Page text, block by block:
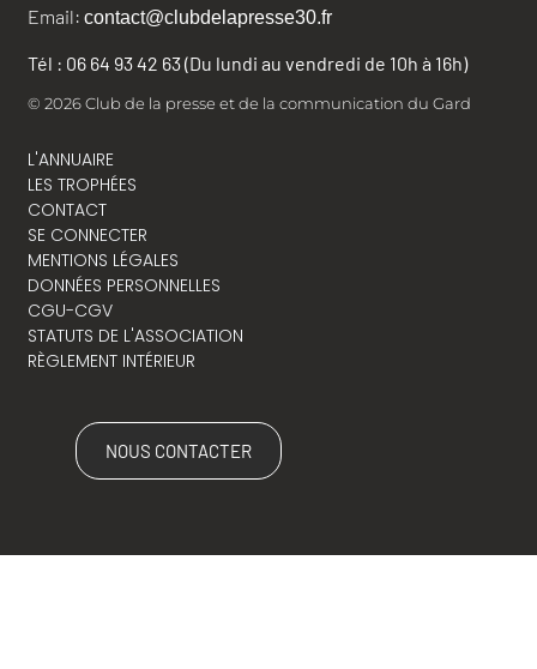
Email: contact@clubdelapresse30.fr
Tél : 06 64 93 42 63 (Du lundi au vendredi de 10h à 16h)
© 2026 Club de la presse et de la communication du Gard
L'ANNUAIRE
LES TROPHÉES
CONTACT
SE CONNECTER
MENTIONS LÉGALES
DONNÉES PERSONNELLES
CGU-CGV
STATUTS DE L'ASSOCIATION
RÈGLEMENT INTÉRIEUR
NOUS CONTACTER